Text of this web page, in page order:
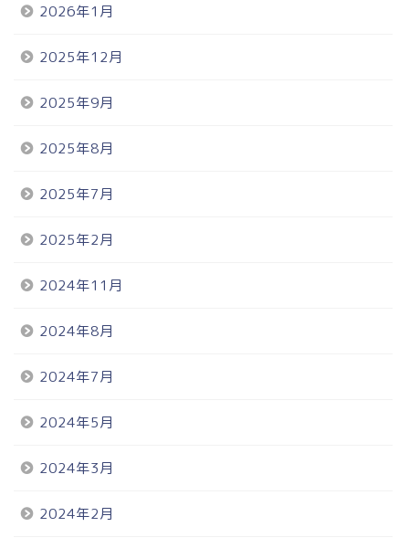
2026年1月
2025年12月
2025年9月
2025年8月
2025年7月
2025年2月
2024年11月
2024年8月
2024年7月
2024年5月
2024年3月
2024年2月